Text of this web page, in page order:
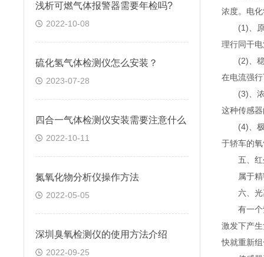
浅析可燃气体报警器需要年检吗?
2022-10-08
硫化氢气体检测仪怎么安装？
2023-07-28
四合一气体检测仪安装需要注意什么
2022-10-11
氮氧化物分析仪操作方法
2022-05-05
深圳臭氧检测仪的使用方法介绍
2022-09-25
浓度。电
(1)、原
理行同干
(2)、稳
在电流强
(3)、浓
这种传感
(4)、极
于轿车的
五、红
属于精密
六、光
有一个紫
激发下产
快就重新